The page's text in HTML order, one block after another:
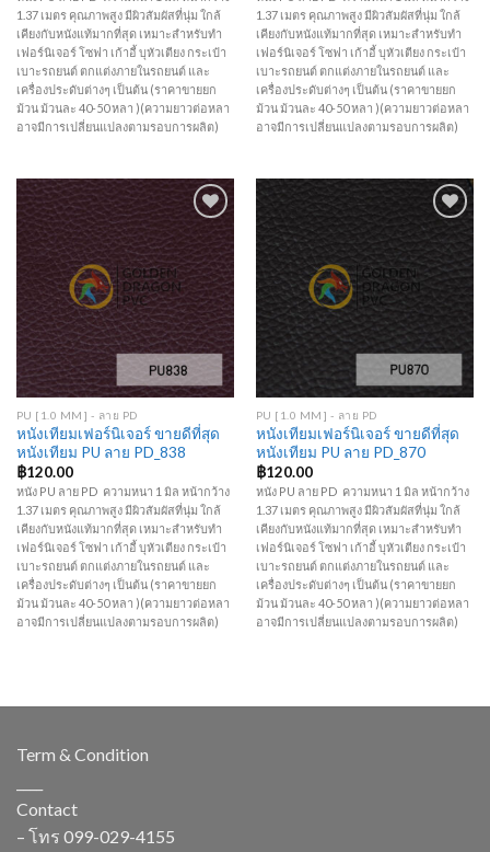
1.37 เมตร คุณภาพสูง มีผิวสัมผัสที่นุ่ม ใกล้
เคียงกับหนังแท้มากที่สุด เหมาะสำหรับทำ
เฟอร์นิเจอร์ โซฟา เก้าอี้ บุหัวเตียง กระเป๋า
เบาะรถยนต์ ตกแต่งภายในรถยนต์ และ
เครื่องประดับต่างๆ เป็นต้น (ราคาขายยก
ม้วน ม้วนละ 40-50 หลา )(ความยาวต่อหลา
อาจมีการเปลี่ยนแปลงตามรอบการผลิต)
1.37 เมตร คุณภาพสูง มีผิวสัมผัสที่นุ่ม ใกล้
เคียงกับหนังแท้มากที่สุด เหมาะสำหรับทำ
เฟอร์นิเจอร์ โซฟา เก้าอี้ บุหัวเตียง กระเป๋า
เบาะรถยนต์ ตกแต่งภายในรถยนต์ และ
เครื่องประดับต่างๆ เป็นต้น (ราคาขายยก
ม้วน ม้วนละ 40-50 หลา )(ความยาวต่อหลา
อาจมีการเปลี่ยนแปลงตามรอบการผลิต)
Add to
Wishlist
PU [1.0 MM] - ลาย PD
หนังเทียมเฟอร์นิเจอร์ ขายดีที่สุด
หนังเทียม PU ลาย PD_838
฿120.00
หนัง PU ลาย PD ความหนา 1 มิล หน้ากว้าง
1.37 เมตร คุณภาพสูง มีผิวสัมผัสที่นุ่ม ใกล้
เคียงกับหนังแท้มากที่สุด เหมาะสำหรับทำ
เฟอร์นิเจอร์ โซฟา เก้าอี้ บุหัวเตียง กระเป๋า
เบาะรถยนต์ ตกแต่งภายในรถยนต์ และ
เครื่องประดับต่างๆ เป็นต้น (ราคาขายยก
ม้วน ม้วนละ 40-50 หลา )(ความยาวต่อหลา
อาจมีการเปลี่ยนแปลงตามรอบการผลิต)
Add to
Wishlist
PU [1.0 MM] - ลาย PD
หนังเทียมเฟอร์นิเจอร์ ขายดีที่สุด
หนังเทียม PU ลาย PD_870
฿120.00
หนัง PU ลาย PD ความหนา 1 มิล หน้ากว้าง
1.37 เมตร คุณภาพสูง มีผิวสัมผัสที่นุ่ม ใกล้
เคียงกับหนังแท้มากที่สุด เหมาะสำหรับทำ
เฟอร์นิเจอร์ โซฟา เก้าอี้ บุหัวเตียง กระเป๋า
เบาะรถยนต์ ตกแต่งภายในรถยนต์ และ
เครื่องประดับต่างๆ เป็นต้น (ราคาขายยก
ม้วน ม้วนละ 40-50 หลา )(ความยาวต่อหลา
อาจมีการเปลี่ยนแปลงตามรอบการผลิต)
Term & Condition
Contact
– โทร 099-029-4155